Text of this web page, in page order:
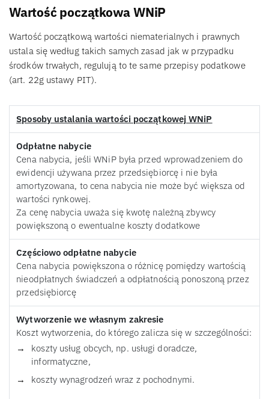
Wartość początkowa WNiP
Wartość początkową wartości niematerialnych i prawnych
ustala się według takich samych zasad jak w przypadku
środków trwałych, regulują to te same przepisy podatkowe
(art. 22g ustawy PIT).
Sposoby ustalania wartości początkowej WNiP
Odpłatne nabycie
Cena nabycia, jeśli WNiP była przed wprowadzeniem do
ewidencji używana przez przedsiębiorcę i nie była
amortyzowana, to cena nabycia nie może być większa od
wartości rynkowej.
Za cenę nabycia uważa się kwotę należną zbywcy
powiększoną o ewentualne koszty dodatkowe
Częściowo odpłatne nabycie
Cena nabycia powiększona o różnicę pomiędzy wartością
nieodpłatnych świadczeń a odpłatnością ponoszoną przez
przedsiębiorcę
Wytworzenie we własnym zakresie
Koszt wytworzenia, do którego zalicza się w szczególności:
koszty usług obcych, np. usługi doradcze,
informatyczne,
koszty wynagrodzeń wraz z pochodnymi.